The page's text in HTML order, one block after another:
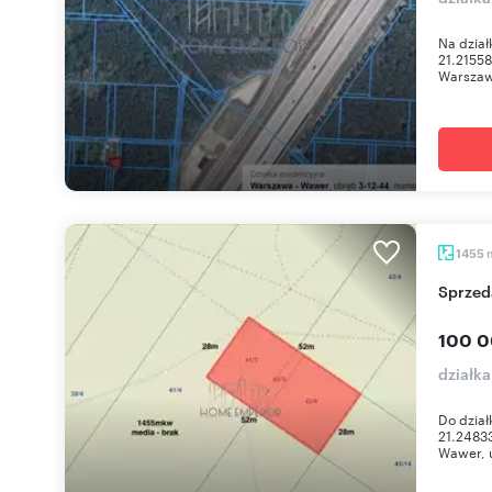
Na
1455
100
Do
Wawer,